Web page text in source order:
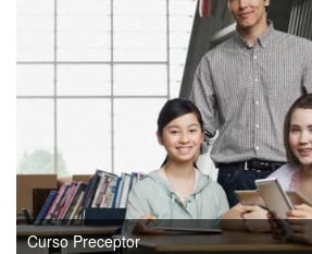
Curso Preceptor